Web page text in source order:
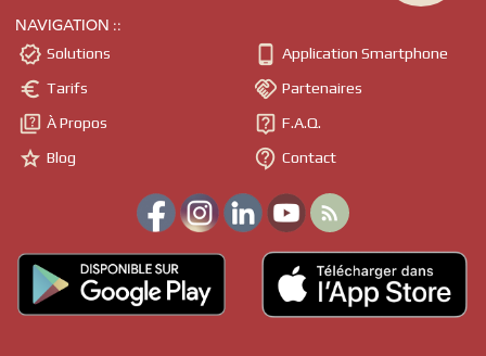
NAVIGATION ::
 Solutions
 Tarifs
 À Propos
 Blog
 Application Smartphone
 Partenaires
 F.A.Q.
 Contact
